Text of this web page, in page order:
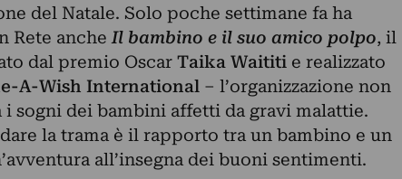
del Natale. Solo poche settimane fa ha
Rete ancheIl bambino e il suo amico polpo, il
dal premio Oscar Taika Waititi e realizzato
A-Wish International– l’organizzazione non
sogni dei bambini affetti da gravi malattie.
la trama è il rapporto tra un bambino e un
all’insegna dei buoni sentimenti.